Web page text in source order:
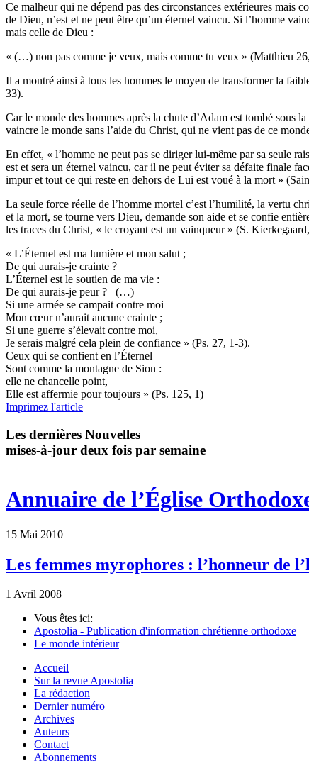
Ce malheur qui ne dépend pas des circonstances extérieures mais
de Dieu, n’est et ne peut être qu’un éternel vaincu. Si l’homme
mais celle de Dieu :
« (…) non pas comme je veux, mais comme tu veux » (Matthieu
Il a montré ainsi à tous les hommes le moyen de transformer la
33).
Car le monde des hommes après la chute d’Adam est tombé sous
vaincre le monde sans l’aide du Christ, qui ne vient pas de ce
En effet, « l’homme ne peut pas se diriger lui-même par sa seule
est et sera un éternel vaincu, car il ne peut éviter sa défaite finale
impur et tout ce qui reste en dehors de Lui est voué à la mort »
La seule force réelle de l’homme mortel c’est l’humilité, la vertu
et la mort, se tourne vers Dieu, demande son aide et se confie
les traces du Christ, « le croyant est un vainqueur » (S.
« L’Éternel est ma lumière et mon salut ;
De qui aurais-je crainte ?
L’Éternel est le soutien de ma vie :
De qui aurais-je peur ? (…)
Si une armée se campait contre moi
Mon cœur n’aurait aucune crainte ;
Si une guerre s’élevait contre moi,
Je serais malgré cela plein de confiance » (Ps. 27, 1-3).
Ceux qui se confient en l’Éternel
Sont comme la montagne de Sion :
elle ne chancelle point,
Elle est affermie pour toujours » (Ps. 125, 1)
Imprimez l'article
Les dernières Nouvelles
mises-à-jour deux fois par semaine
Annuaire de l’Église
15 Mai 2010
Les femmes myrophores : l’honneur de
1 Avril 2008
Vous êtes ici:
Apostolia - Publication d'information chrétienne orthodoxe
Le monde intérieur
Accueil
Sur la revue Apostolia
La rédaction
Dernier numéro
Archives
Auteurs
Contact
Abonnements